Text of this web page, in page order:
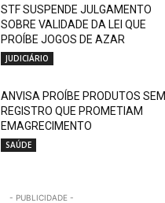
STF SUSPENDE JULGAMENTO
SOBRE VALIDADE DA LEI QUE
PROÍBE JOGOS DE AZAR
JUDICIÁRIO
ANVISA PROÍBE PRODUTOS SEM
REGISTRO QUE PROMETIAM
EMAGRECIMENTO
SAÚDE
- PUBLICIDADE -